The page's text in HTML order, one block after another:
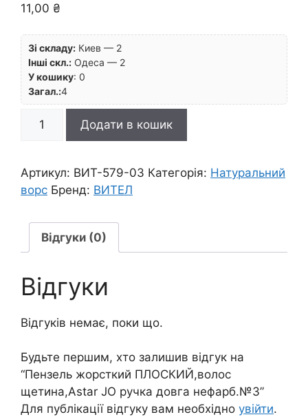
11,00 ₴
Зі складу: Киев — 2
Інші скл.: Одеса — 2
У кошику: 0
Загал.:4
Пензель
щетина,Astar
JO
довга
нефарб.
№3
Додати в кошик
Артикул: ВИТ-579-03 Категорія: Натуральний
ворс Бренд: ВИТЕЛ
Відгуки (0)
Відгуки
Відгуків немає, поки що.
Будьте першим, хто залишив відгук на
“Пензель жорсткий ПЛОСКИЙ,волос
щетина,Astar JO ручка довга нефарб.№3”
Для публікації відгуку вам необхідно увійти.